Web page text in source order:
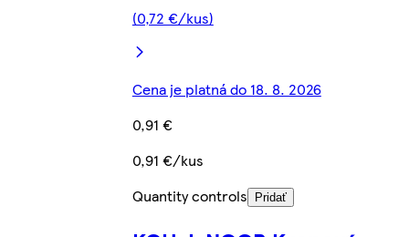
(0,72 €/kus)
Cena je platná do 18. 8. 2026
0,91 €
0,91 €/kus
Quantity controls
Pridať